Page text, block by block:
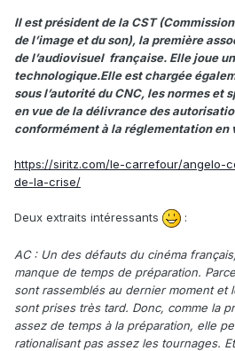
Il est président de la CST
de l’image et du son), la première
de l’audiovisuel française. Elle joue
technologique.Elle est chargée
sous l’autorité du CNC, les normes
en vue de la délivrance des
conformément à la réglementation en
https://siritz.com/le-carrefour/angelo-
de-la-crise/
Deux extraits intéressants :
AC : Un des défauts du cinéma
manque de temps de préparation.
sont rassemblés au dernier moment et
sont prises très tard. Donc, comme la
assez de temps à la préparation, elle
rationalisant pas assez les tournages.